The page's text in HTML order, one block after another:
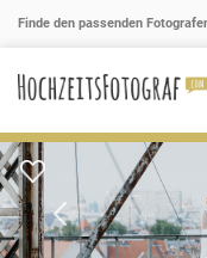
Finde den passenden